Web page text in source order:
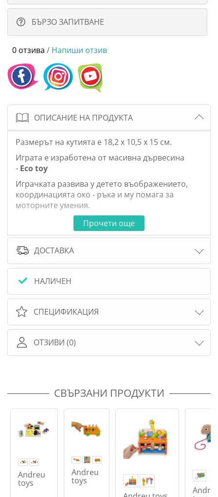
БЪРЗО ЗАПИТВАНЕ
0 отзива / Напиши отзив
ОПИСАНИЕ НА ПРОДУКТА
Размерът на кутията е 18,2 x 10,5 x 15 см.
Играта е изработена от масивна дървесина
- Eco toy
Играчката развива у детето въображението,
координацията око - ръка и му помага за
моторните умения.
Прочети още
ДОСТАВКА
НАЛИЧЕН
СПЕЦИФИКАЦИЯ
ОТЗИВИ (0)
СВЪРЗАНИ ПРОДУКТИ
Andreu
toys
Забавни
Andreu
toys
Игра